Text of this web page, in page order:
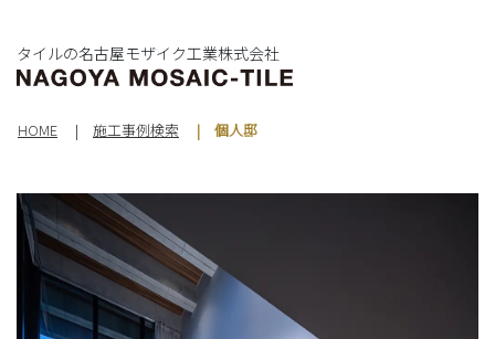
タイルの名古屋モザイク工業株式会社
HOME 施工事例検索 個人邸